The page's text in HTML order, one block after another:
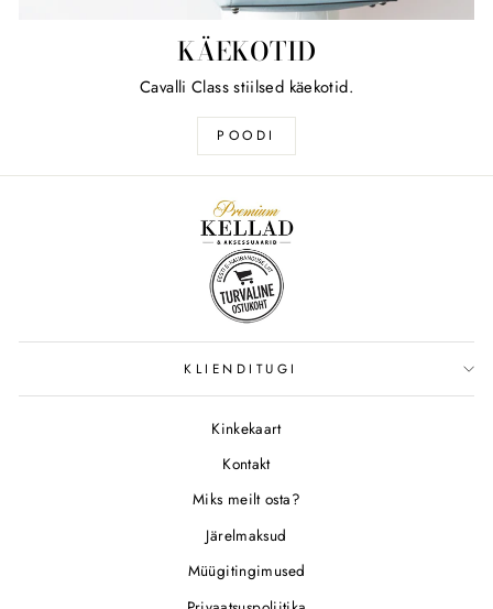
KÄEKOTID
Cavalli Class stiilsed käekotid.
POODI
KLIENDITUGI
Kinkekaart
Kontakt
Miks meilt osta?
Järelmaksud
Müügitingimused